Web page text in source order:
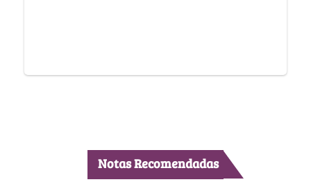
Notas Recomendadas